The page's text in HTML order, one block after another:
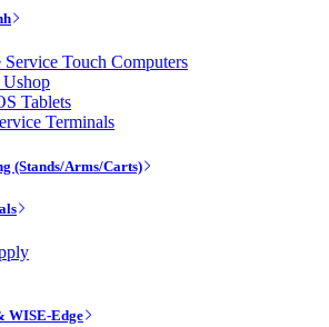
Touch Computers
Tablets
Terminals
(Stands/Arms/Carts)
WISE-Edge